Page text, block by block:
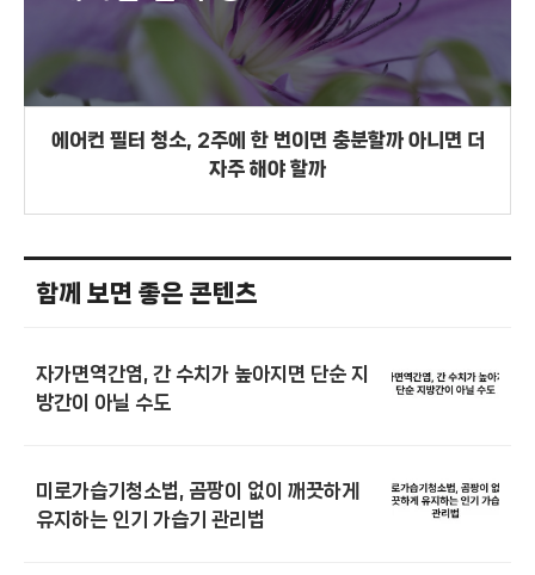
에어컨 필터 청소, 2주에 한 번이면 충분할까 아니면 더
자주 해야 할까
함께 보면 좋은 콘텐츠
자가면역간염, 간 수치가 높아지면 단순 지
방간이 아닐 수도
미로가습기청소법, 곰팡이 없이 깨끗하게
유지하는 인기 가습기 관리법